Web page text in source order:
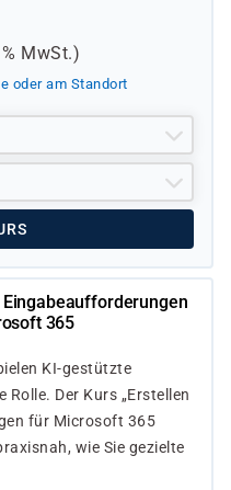
MwSt.)
oder am Standort
365
KI-gestützte
Der Kurs „Erstellen
für Microsoft 365
wie Sie gezielte